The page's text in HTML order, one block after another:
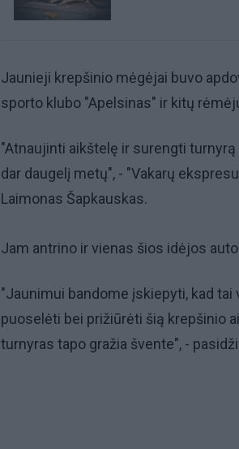
Jaunieji krepšinio mėgėjai buvo
sporto klubo "Apelsinas" ir kitų
"Atnaujinti aikštelę ir surengti
dar daugelį metų", - "Vakarų
Laimonas Šapkauskas.
Jam antrino ir vienas šios idėjos
"Jaunimui bandome įskiepyti, kad
puoselėti bei prižiūrėti šią krepšinio
turnyras tapo gražia švente", -